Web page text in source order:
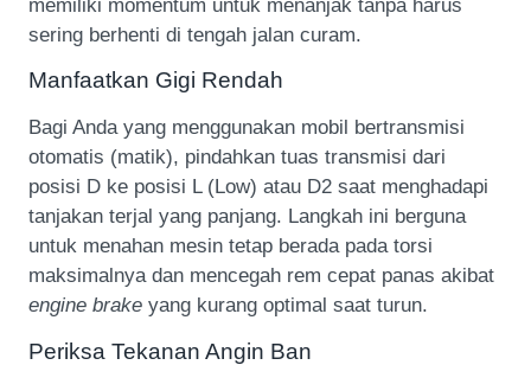
memiliki momentum untuk menanjak tanpa harus
sering berhenti di tengah jalan curam.
Manfaatkan Gigi Rendah
Bagi Anda yang menggunakan mobil bertransmisi
otomatis (matik), pindahkan tuas transmisi dari
posisi D ke posisi L (Low) atau D2 saat menghadapi
tanjakan terjal yang panjang. Langkah ini berguna
untuk menahan mesin tetap berada pada torsi
maksimalnya dan mencegah rem cepat panas akibat
engine brake yang kurang optimal saat turun.
Periksa Tekanan Angin Ban